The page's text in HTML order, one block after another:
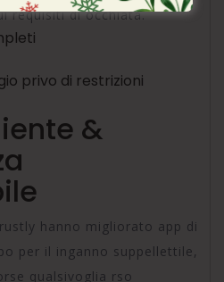
requisiti di occhiata.
privo di restrizioni
&
hanno migliorato app di
per il inganno suppellettile,
qualsivoglia rso